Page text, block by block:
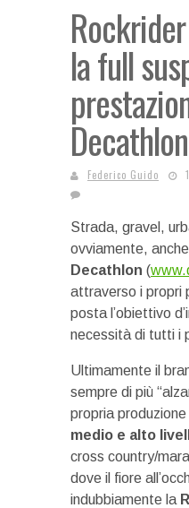
la full
Decathlon
Federico Guido
Strada, gravel,
ovviamente,
Decathlon (
attraverso i propri
posta l’obiettivo
necessità di tutti i
Ultimamente il
sempre di più
propria
medio e alto
cross country/
dove il fiore
indubbiamente la